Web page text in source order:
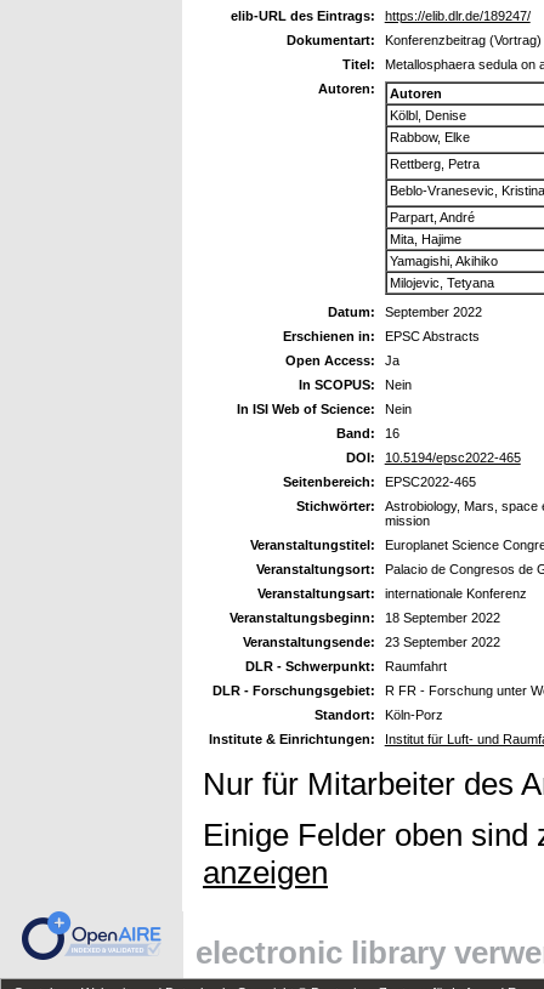
elib-URL des Eintrags:
https://elib.dlr.de/189247/
Dokumentart:
Konferenzbeitrag (Vortrag)
Titel:
Metallosphaera sedula on
Autoren:
Autoren
Kölbl, Denise
Rabbow, Elke
Rettberg, Petra
Beblo-Vranesevic, Kristina
Parpart, André
Mita, Hajime
Yamagishi, Akihiko
Milojevic, Tetyana
Datum:
September 2022
Erschienen in:
EPSC Abstracts
Open Access:
Ja
In SCOPUS:
Nein
In ISI Web of Science:
Nein
Band:
16
DOI:
10.5194/epsc2022-465
Seitenbereich:
EPSC2022-465
Stichwörter:
Astrobiology, Mars, space
mission
Veranstaltungstitel:
Europlanet Science
Veranstaltungsort:
Palacio de Congresos de
Veranstaltungsart:
internationale Konferenz
Veranstaltungsbeginn:
18 September 2022
Veranstaltungsende:
23 September 2022
DLR - Schwerpunkt:
Raumfahrt
DLR - Forschungsgebiet:
R FR - Forschung unter
Standort:
Köln-Porz
Institute & Einrichtungen:
Institut für Luft- und
Nur für Mitarbeiter des
Einige Felder oben
anzeigen
electronic library